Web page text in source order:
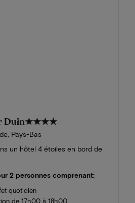
Duin★★★★
Pays-Bas
un hôtel 4 étoiles en bord de
2 personnes comprenant:
quotidien
de 17h00 à 18h00